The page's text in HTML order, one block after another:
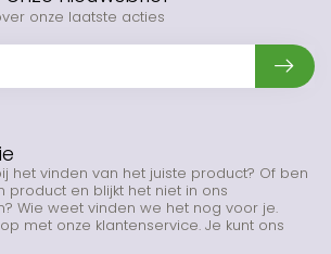
het vinden van het juiste product? Of ben
product en blijkt het niet in ons
Wie weet vinden we het nog voor je.
met onze klantenservice. Je kunt ons
onze laatste acties